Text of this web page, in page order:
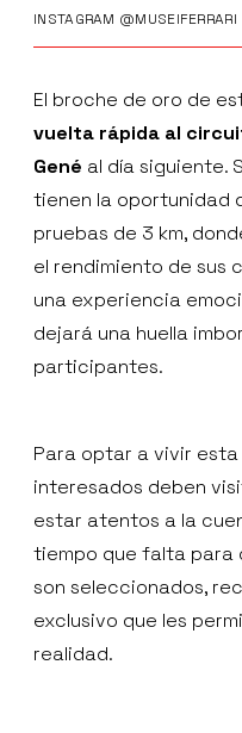
INSTAGRAM @MUSEIFERRARI
El broche de oro de
vuelta rápida al
Gené al día siguiente.
tienen la oportunidad
pruebas de 3 km,
el rendimiento de sus
una experiencia
dejará una huella
participantes.
Para optar a vivir
interesados deben
estar atentos a la
tiempo que falta para
son seleccionados,
exclusivo que les
realidad.